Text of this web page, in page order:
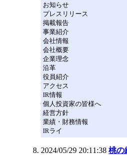
お知らせ
プレスリリース
掲載報告
事業紹介
会社情報
会社概要
企業理念
沿革
役員紹介
アクセス
IR情報
個人投資家の皆様へ
経営方針
業績・財務情報
IRライ
2024/05/29 20:11:38 桃の